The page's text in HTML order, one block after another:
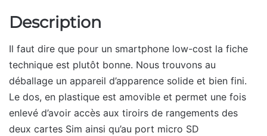
Description
Il faut dire que pour un smartphone low-cost la fiche
technique est plutôt bonne. Nous trouvons au
déballage un appareil d’apparence solide et bien fini.
Le dos, en plastique est amovible et permet une fois
enlevé d’avoir accès aux tiroirs de rangements des
deux cartes Sim ainsi qu’au port micro SD